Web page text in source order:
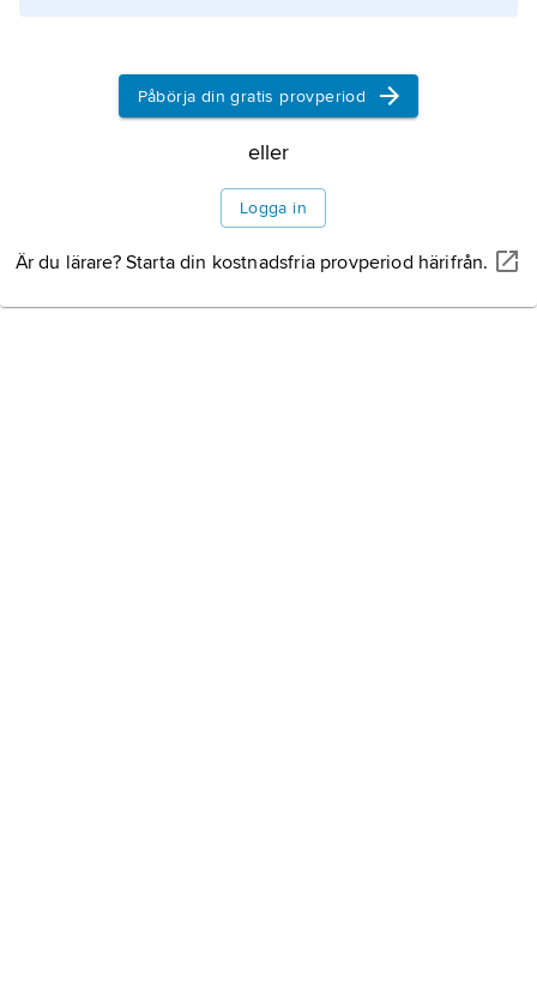
Påbörja din gratis provperiod
eller
Logga in
Är du lärare? Starta din kostnadsfria provperiod härifrån.